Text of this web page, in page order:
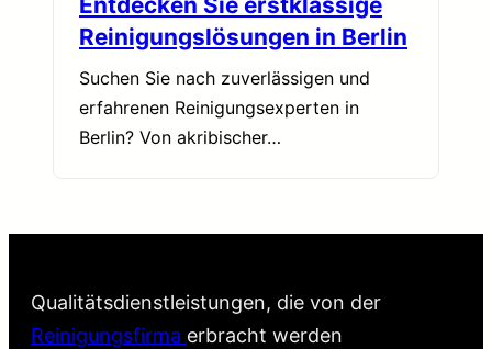
Reinigungslösungen in Berlin
Suchen Sie nach zuverlässigen und
erfahrenen Reinigungsexperten in
Berlin? Von akribischer…
Qualitätsdienstleistungen, die von der
Reinigungsfirma erbracht werden